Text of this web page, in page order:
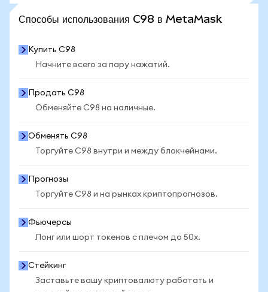
Способы использования C98 в MetaMask
Купить C98
Начните всего за пару нажатий.
Продать C98
Обменяйте C98 на наличные.
Обменять C98
Торгуйте C98 внутри и между блокчейнами.
Прогнозы
Торгуйте C98 и на рынках криптопрогнозов.
Фьючерсы
Лонг или шорт токенов с плечом до 50x.
Стейкинг
Заставьте вашу криптовалюту работать и